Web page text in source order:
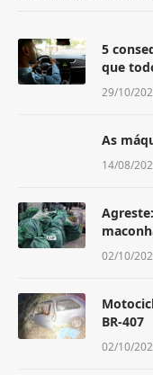
5
que
29/10/
As
14/08/
02/10/
BR-407
02/10/